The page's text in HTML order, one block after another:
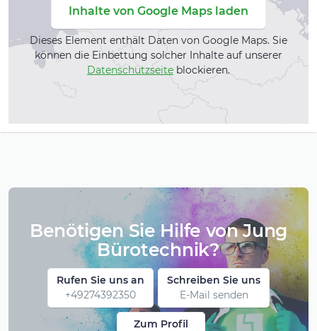
Inhalte von Google Maps laden
Dieses Element enthält Daten von Google Maps. Sie
können die Einbettung solcher Inhalte auf unserer
Datenschutzseite blockieren.
Benötigen Sie Hilfe von Jung
Bürotechnik?
Rufen Sie uns an
+49274392350
Schreiben Sie uns
E-Mail senden
Zum Profil